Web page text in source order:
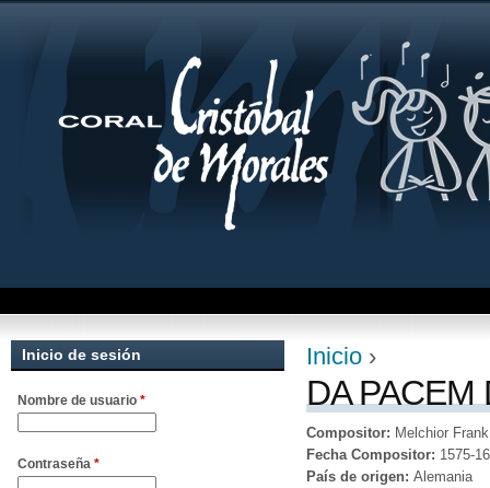
Se encuentra
Inicio ›
DA PACEM
Compositor: Melchior Frank
Fecha Compositor: 1575-
País de origen: Alemania
Inicio de sesión
Nombre de usuario *
Contraseña *